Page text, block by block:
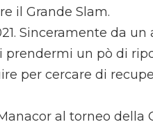
il Grande Slam.
Sinceramente da un
un pò di
per cercare di
al torneo della